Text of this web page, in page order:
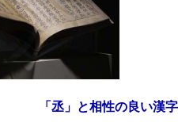
「丞」と相性の良い漢字